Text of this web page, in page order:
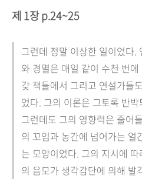
제 1장 p.24~25
그런데 정말 이상한 일이었다.
와 경멸은 매일 같이 수천 번
갖 책들에서 그리고 연설가들
었다. 그의 이론은 그토록 반
그런데도 그의 영향력은 줄어
의 꼬임과 농간에 넘어가는 얼
는 모양이었다. 그의 지시에
의 음모가 생각감단에 의해 발